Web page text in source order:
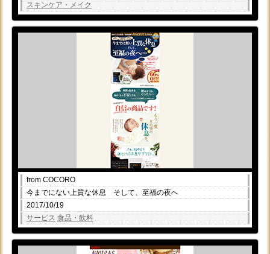
スキンケア・メイク
from COCORO
今までにない上質な休息 そして、至福の夜へ
2017/10/19
サービス 食品・飲料